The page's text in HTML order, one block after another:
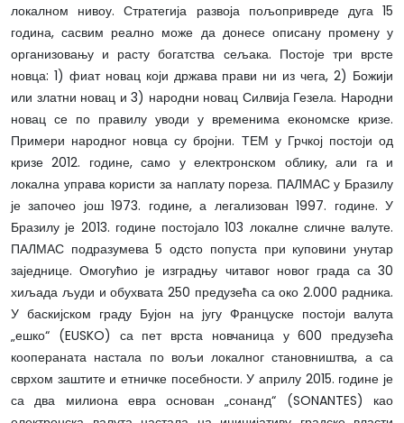
локалном нивоу. Стратегија развоја пољопривреде дуга 15
година, сасвим реално може да донесе описану промену у
организовању и расту богатства сељака. Постоје три врсте
новца: 1) фиат новац који држава прави ни из чега, 2) Божији
или златни новац и 3) народни новац Силвија Гезела. Народни
новац се по правилу уводи у временима економске кризе.
Примери народног новца су бројни. ТЕМ у Грчкој постоји од
кризе 2012. године, само у електронском облику, али га и
локална управа користи за наплату пореза. ПАЛМАС у Бразилу
је започео још 1973. године, а легализован 1997. године. У
Бразилу је 2013. године постојало 103 локалне сличне валуте.
ПАЛМАС подразумева 5 одсто попуста при куповини унутар
заједнице. Омогућио је изградњу читавог новог града са 30
хиљада људи и обухвата 250 предузећа са око 2.000 радника.
У баскијском граду Бујон на југу Француске постоји валута
„ешко“ (EUSKO) са пет врста новчаница у 600 предузећа
коопераната настала по вољи локалног становништва, а са
сврхом заштите и етничке посебности. У априлу 2015. године је
са два милиона евра основан „сонанд“ (SONANTES) као